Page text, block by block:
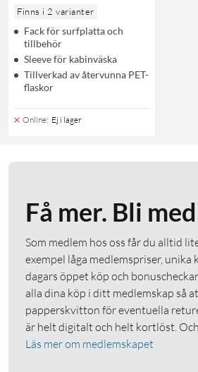
Finns i 2 varianter
Fack för surfplatta och
tillbehör
Sleeve för kabinväska
Tillverkad av återvunna PET-
flaskor
Online: Ej i lager
Få mer. Bli
Som medlem hos oss får du alltid
exempel låga medlemspriser, unika
dagars öppet köp och
alla dina köp i ditt medlemskap så
papperskvitton för eventuella
är helt digitalt och helt kortlöst.
Läs mer om medlemskapet